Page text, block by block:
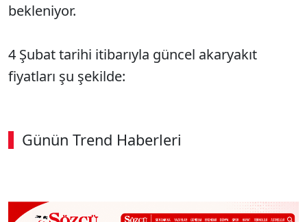
bekleniyor.
4 Şubat tarihi itibarıyla güncel akaryakıt
fiyatları şu şekilde:
Günün Trend Haberleri